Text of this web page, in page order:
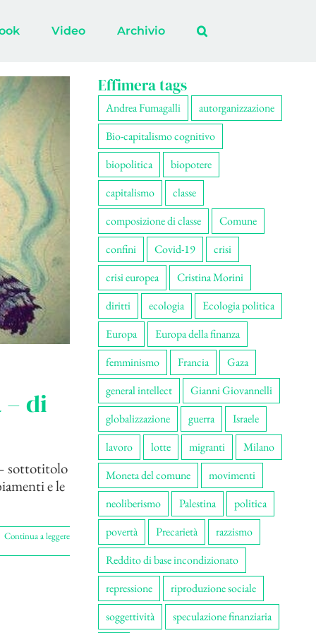
Video Archivio
– di
sottotitolo
e le
Continua a leggere
Effimera tags
Andrea Fumagalli
autorganizzazione
Bio-capitalismo cognitivo
biopolitica
biopotere
capitalismo
classe
composizione di classe
Comune
confini
Covid-19
crisi
crisi europea
Cristina Morini
diritti
ecologia
Ecologia politica
Europa
Europa della finanza
femminismo
Francia
Gaza
general intellect
Gianni Giovannelli
globalizzazione
guerra
Israele
lavoro
lotte migranti
Milano
Moneta del comune
movimenti
neoliberismo
Palestina
politica
povertà
Precarietà
razzismo
Reddito di base incondizionato
repressione
riproduzione sociale
soggettività
speculazione finanziaria